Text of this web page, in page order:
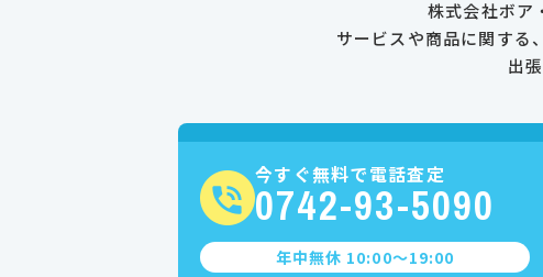
株式会社ボア
サービスや商品に関する
出
今すぐ無料で電話査定
0742-93-5090
年中無休 10:00〜19:00